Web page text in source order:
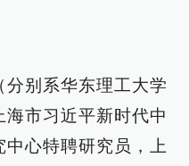
别系华东理工大学
市习近平新时代中
中心特聘研究员，上